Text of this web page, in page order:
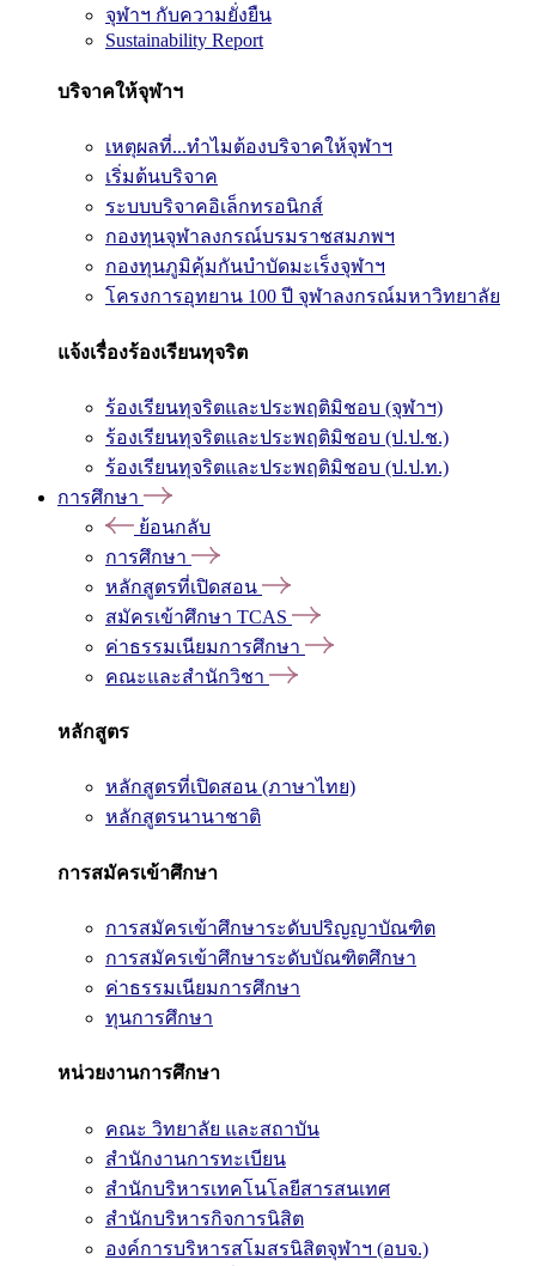
จุฬาฯ กับความยั่งยืน
Sustainability Report
บริจาคให้จุฬาฯ
เหตุผลที่...ทำไมต้องบริจาคให้จุฬาฯ
เริ่มต้นบริจาค
ระบบบริจาคอิเล็กทรอนิกส์
กองทุนจุฬาลงกรณ์บรมราชสมภพฯ
กองทุนภูมิคุ้มกันบำบัดมะเร็งจุฬาฯ
โครงการอุทยาน 100 ปี จุฬาลงกรณ์มหาวิทยาลัย
แจ้งเรื่องร้องเรียนทุจริต
ร้องเรียนทุจริตและประพฤติมิชอบ (จุฬาฯ)
ร้องเรียนทุจริตและประพฤติมิชอบ (ป.ป.ช.)
ร้องเรียนทุจริตและประพฤติมิชอบ (ป.ป.ท.)
การศึกษา
ย้อนกลับ
การศึกษา
หลักสูตรที่เปิดสอน
สมัครเข้าศึกษา TCAS
ค่าธรรมเนียมการศึกษา
คณะและสำนักวิชา
หลักสูตร
หลักสูตรที่เปิดสอน (ภาษาไทย)
หลักสูตรนานาชาติ
การสมัครเข้าศึกษา
การสมัครเข้าศึกษาระดับปริญญาบัณฑิต
การสมัครเข้าศึกษาระดับบัณฑิตศึกษา
ค่าธรรมเนียมการศึกษา
ทุนการศึกษา
หน่วยงานการศึกษา
คณะ วิทยาลัย และสถาบัน
สำนักงานการทะเบียน
สำนักบริหารเทคโนโลยีสารสนเทศ
สำนักบริหารกิจการนิสิต
องค์การบริหารสโมสรนิสิตจุฬาฯ (อบจ.)